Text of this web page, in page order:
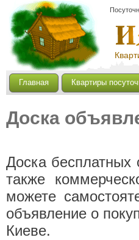
Главная Квартиры
Доска
Доска
также
можете
объявление о
Киеве.